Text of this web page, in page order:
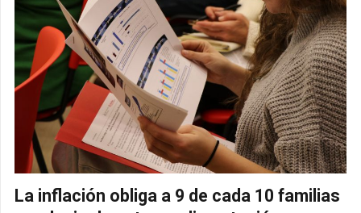
La inflación obliga a 9 de cada 10 familias